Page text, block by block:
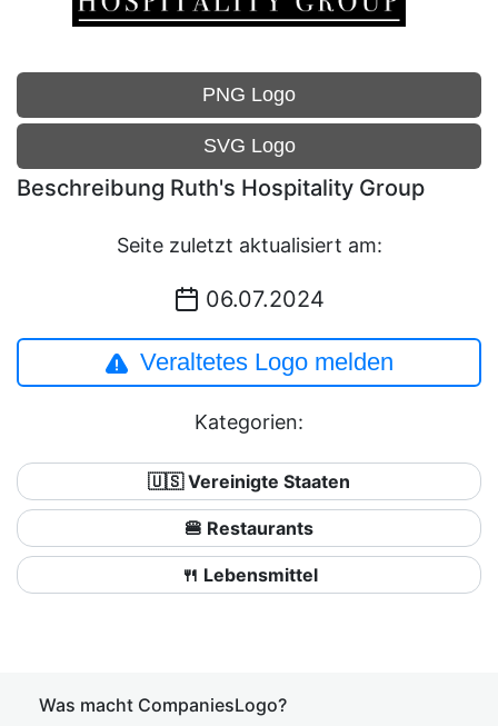
PNG Logo
SVG Logo
Beschreibung Ruth's Hospitality Group
Seite zuletzt aktualisiert am:
06.07.2024
Veraltetes Logo melden
Kategorien:
🇺🇸 Vereinigte Staaten
🍔 Restaurants
🍴 Lebensmittel
Was macht CompaniesLogo?